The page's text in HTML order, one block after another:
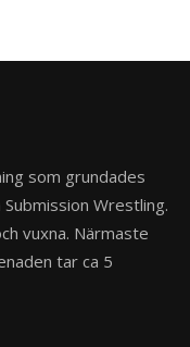
som grundades
Submission Wrestling.
vuxna. Närmaste
tar ca 5